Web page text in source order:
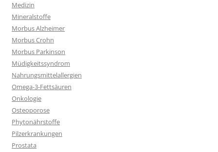
Medizin
Mineralstoffe
Morbus Alzheimer
Morbus Crohn
Morbus Parkinson
Müdigkeitssyndrom
Nahrungsmittelallergien
Omega-3-Fettsäuren
Onkologie
Osteoporose
Phytonährstoffe
Pilzerkrankungen
Prostata